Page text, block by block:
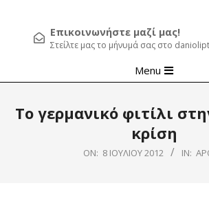
Επικοινωνήστε μαζί μας!
Στείλτε μας το μήνυμά σας στο
Navigation
Menu
Το γερμανικό φιτίλι
κρίση
ON: 8 ΙΟΥΛΊΟΥ 2012 IN: